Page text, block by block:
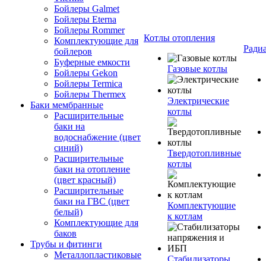
Бойлеры Galmet
Бойлеры Eterna
Бойлеры Rommer
Комплектующие для
бойлеров
Буферные емкости
Бойлеры Gekon
Бойлеры Termica
Бойлеры Thermex
Баки мембранные
Расширительные
баки на
водоснабжение (цвет
синий)
Расширительные
баки на отопление
(цвет красный)
Расширительные
баки на ГВС (цвет
белый)
Комплектующие для
баков
Трубы и фитинги
Металлопластиковые
Котлы отопления
Газовые котлы
Электрические
котлы
Твердотопливные
котлы
Комплектующие
к котлам
Стабилизаторы